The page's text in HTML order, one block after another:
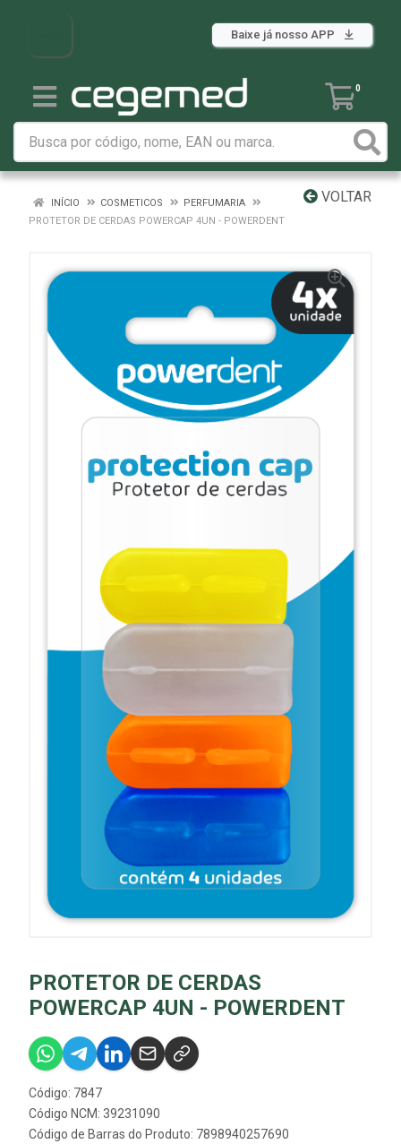
Baixe já nosso APP
0
VOLTAR
INÍCIO COSMETICOS
PERFUMARIA
PROTETOR DE CERDAS POWERCAP 4UN - POWERDENT
PROTETOR DE CERDAS
POWERCAP 4UN - POWERDENT
Código: 7847
Código NCM: 39231090
Código de Barras do Produto: 7898940257690